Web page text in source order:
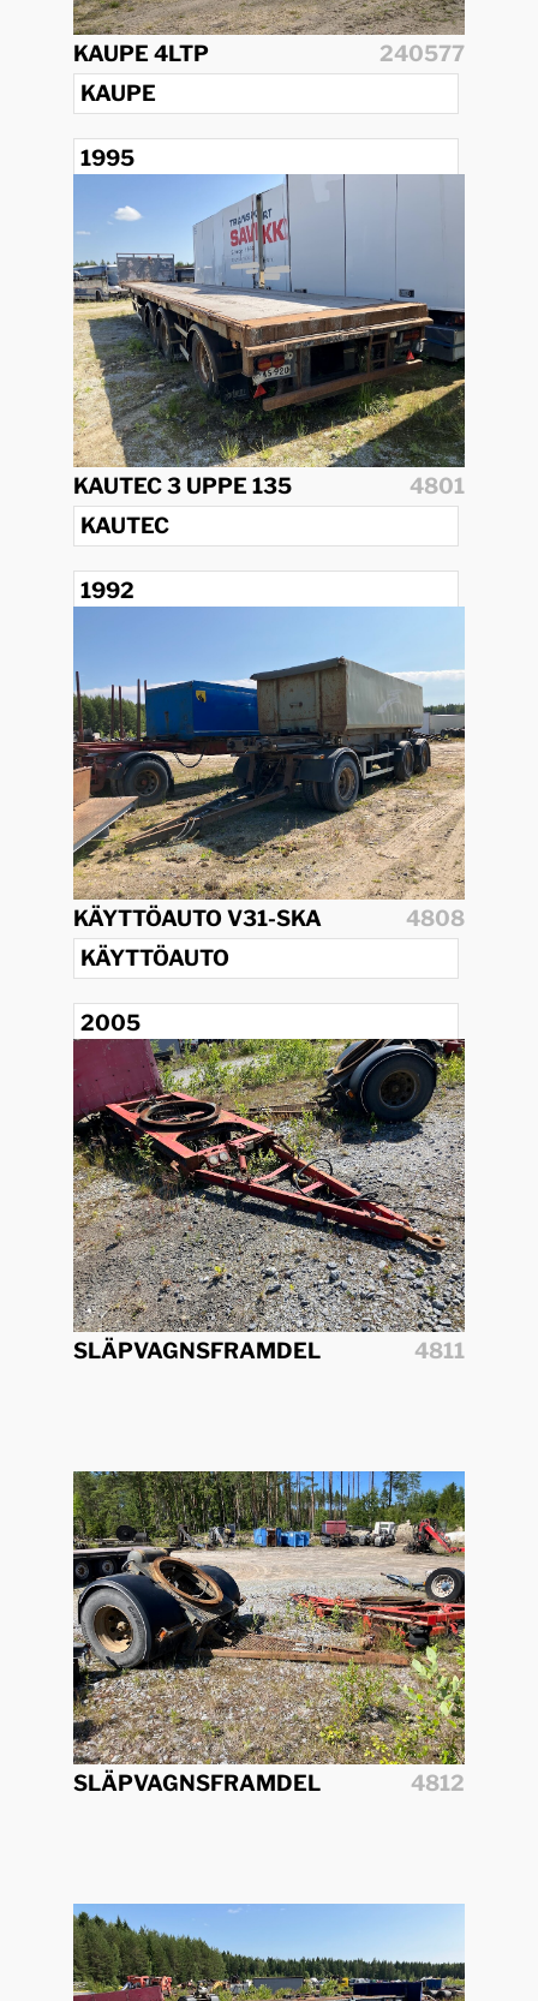
KAUPE 4LTP
240577
KAUPE
1995
KAUTEC 3 UPPE 135
4801
KAUTEC
1992
KÄYTTÖAUTO V31-SKA
4808
KÄYTTÖAUTO
2005
SLÄPVAGNSFRAMDEL 4811
SLÄPVAGNSFRAMDEL 4812